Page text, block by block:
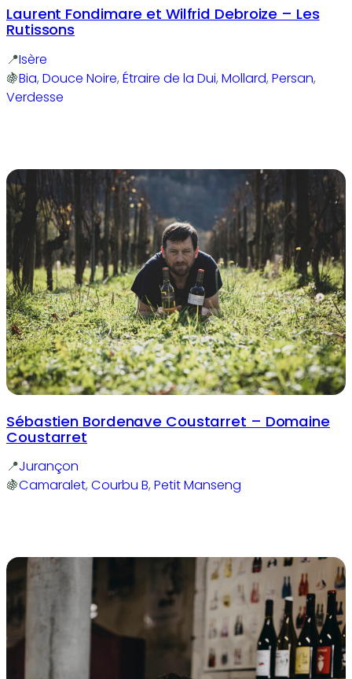
Laurent Fondimare et Wilfrid Debroize – Les
Rutissons
Isère
Bia, Douce Noire, Étraire de la Dui, Mollard, Persan
Verdesse
Sébastien Bordenave Coustarret – Domaine
Coustarret
Jurançon
Camaralet, Courbu B, Petit Manseng